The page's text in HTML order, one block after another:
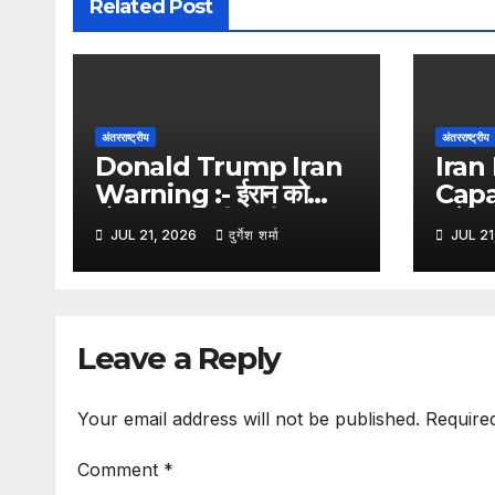
Related Post
अंतरराष्ट्रीय
Donald Trump Iran
Warning :- ईरान को
डोनाल्ड ट्रंप की कड़ी
चेतावनी, कहा- किसी भी हमले
का मिलेगा करारा जवाब
JUL 21, 2026 दुर्गेश शर्मा
अंतरराष्ट्रीय
Iran
के
हुईं
JUL
Leave a Reply
Your email address will not be published.
Comment *